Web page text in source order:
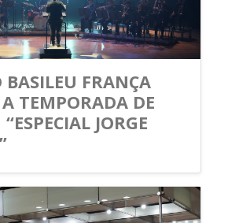
FRANÇA
A TEMPORADA DE
JORGE